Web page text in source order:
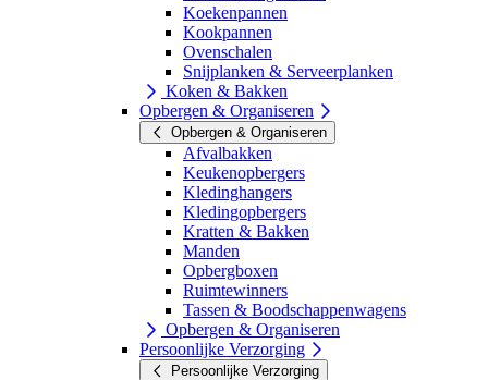
Koekenpannen
Kookpannen
Ovenschalen
Snijplanken & Serveerplanken
Koken & Bakken
Opbergen & Organiseren
Opbergen & Organiseren
Afvalbakken
Keukenopbergers
Kledinghangers
Kledingopbergers
Kratten & Bakken
Manden
Opbergboxen
Ruimtewinners
Tassen & Boodschappenwagens
Opbergen & Organiseren
Persoonlijke Verzorging
Persoonlijke Verzorging